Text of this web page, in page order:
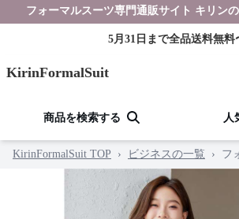
フォーマルスーツ専門通販サイト キリン
5月31日まで全品送料無料
KirinFormalSuit
商品を検索する 人
KirinFormalSuit TOP › ビジネスの一覧 › フ